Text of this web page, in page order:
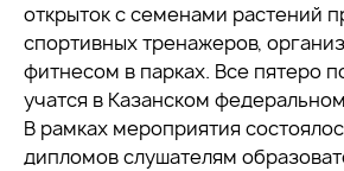
открыток с семенами растений
спортивных тренажеров,
фитнесом в парках. Все пятеро
учатся в Казанском
В рамках мероприятия
дипломов слушателям